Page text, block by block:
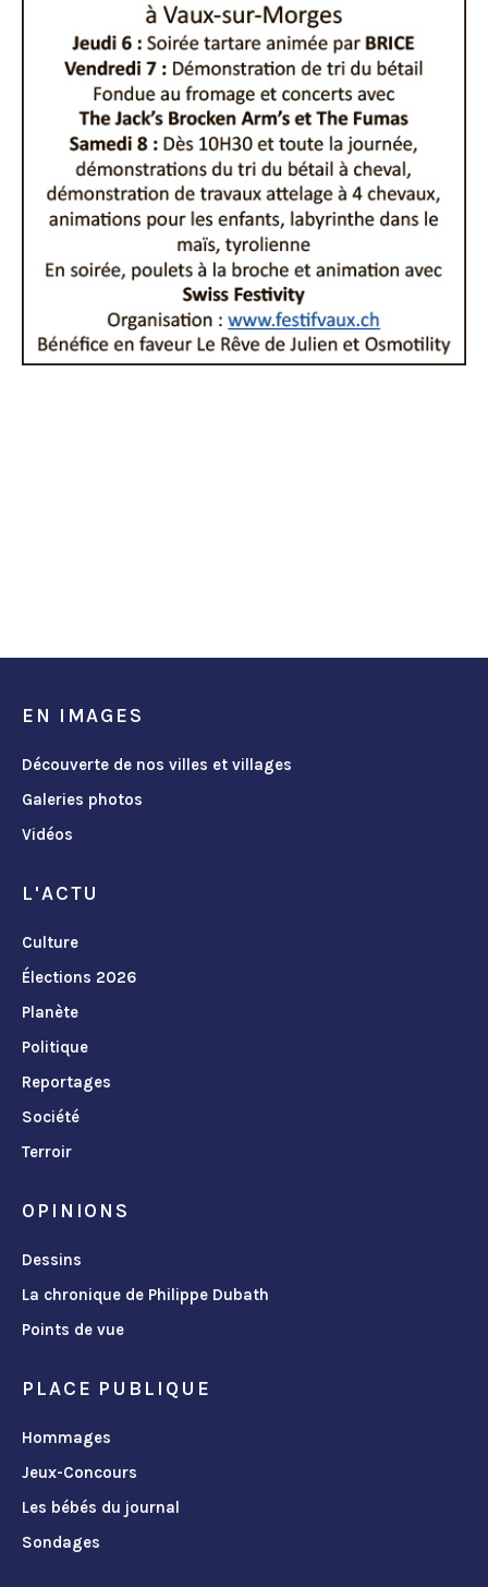
EN IMAGES
Découverte de nos villes et villages
Galeries photos
Vidéos
L'ACTU
Culture
Élections 2026
Planète
Politique
Reportages
Société
Terroir
OPINIONS
Dessins
La chronique de Philippe Dubath
Points de vue
PLACE PUBLIQUE
Hommages
Jeux-Concours
Les bébés du journal
Sondages